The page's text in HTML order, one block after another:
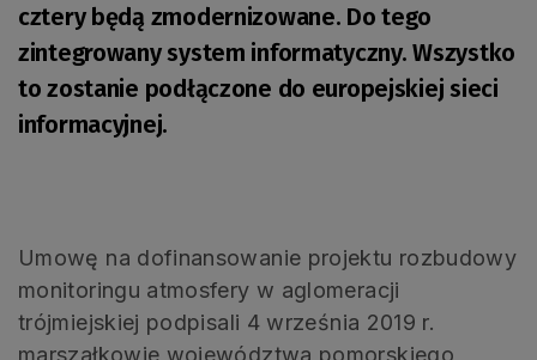
cztery będą zmodernizowane. Do tego
zintegrowany system informatyczny. Wszystko
to zostanie podłączone do europejskiej sieci
informacyjnej.
Umowę na dofinansowanie projektu rozbudowy
monitoringu atmosfery w aglomeracji
trójmiejskiej podpisali 4 września 2019 r.
marszałkowie województwa pomorskiego